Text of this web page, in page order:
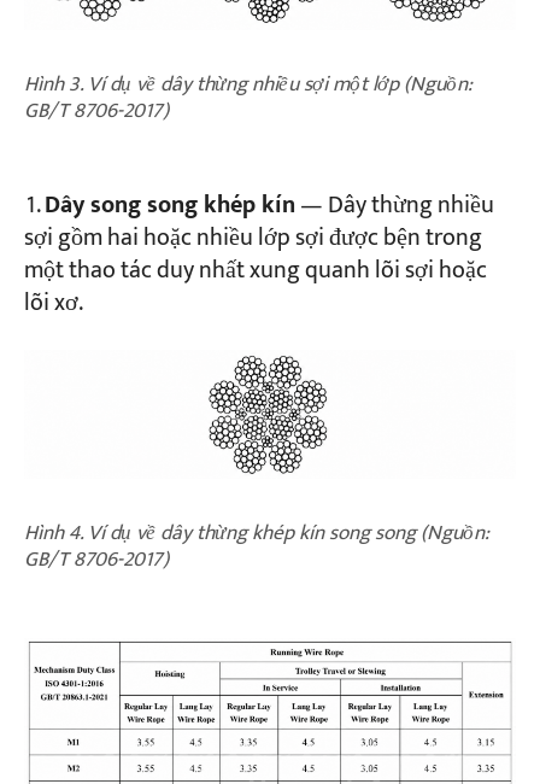
Hình 3. Ví dụ về dây thừng nhiều sợi một lớp (Nguồn:
GB/T 8706-2017)
Dây song song khép kín— Dây thừng nhiều
sợi gồm hai hoặc nhiều lớp sợi được bện trong
một thao tác duy nhất xung quanh lõi sợi hoặc
lõi xơ.
Hình 4. Ví dụ về dây thừng khép kín song song (Nguồn:
GB/T 8706-2017)